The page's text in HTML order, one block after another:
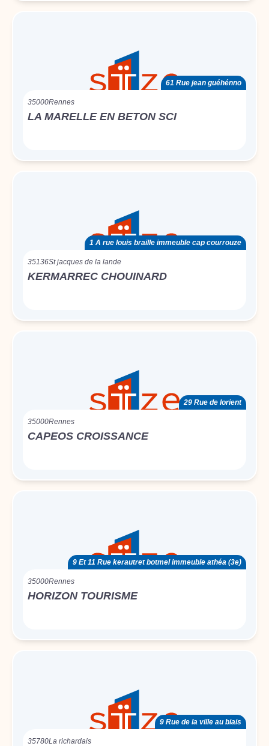
61 Rue jean guéhénno
35000Rennes
LA MARELLE EN BETON SCI
1 A rue louis braille immeuble cap courrouze
35136St jacques de la lande
KERMARREC CHOUINARD
29 Rue de lorient
35000Rennes
CAPEOS CROISSANCE
9 Et 11 Rue kerautret botmel immeuble athéa (3e)
35000Rennes
HORIZON TOURISME
9 Rue de la ville au biais
35780La richardais